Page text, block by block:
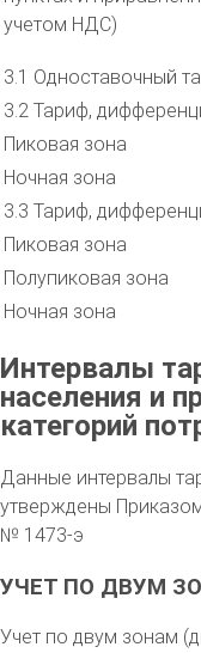
учетом НДС)
3.1 Одноставочный
3.2 Тариф,
Пиковая зона
Ночная зона
3.3 Тариф,
Пиковая зона
Полупиковая зона
Ночная зона
Интервалы
населения и
категорий
Данные интервалы
утверждены
№ 1473-э
УЧЕТ ПО ДВУМ
Учет по двум зонам